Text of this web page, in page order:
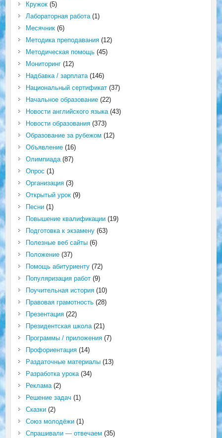
Кружок(5)
Лабораторная работа(1)
Месячник(6)
Методика преподавания(12)
Методическая помощь(45)
Мониторинг(12)
Надбавка / зарплата(146)
Национальный сертификат(37)
Начальное образование(22)
Новости английского языка(43)
Новости образования(373)
Образование за рубежом (12)
Объявление(16)
Олимпиада(87)
Опрос (1)
Организация(3)
Открытый урок(9)
Песни(1)
Повышение квалификации(19)
Подготовка к экзамену(63)
Полезные веб сайты(6)
Положение(37)
Помощь абитуриенту(72)
Популяризация работ(9)
Поучительная история(10)
Правовая грамотность(28)
Презентация(22)
Президентская школа(21)
Программы / приложения(7)
Профориентация(14)
Раздаточные материалы(13)
Разработка урока(34)
Реклама(2)
Решение задач (1)
Сказки(2)
Союз молодёжи(1)
Спрашивали — отвечаем (35)